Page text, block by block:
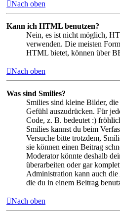
Nach oben
Kann ich HTML benutzen?
Nein, es ist nicht möglich,
verwenden. Die meisten
HTML bietet, können über
Nach oben
Was sind Smilies?
Smilies sind kleine Bilder,
Gefühl auszudrücken. Für
Code, z. B. bedeutet :)
Smilies kannst du beim
Versuche bitte trotzdem,
sie können einen Beitrag
Moderator könnte deshalb
überarbeiten oder gar
Administration kann auch
die du in einem Beitrag
Nach oben